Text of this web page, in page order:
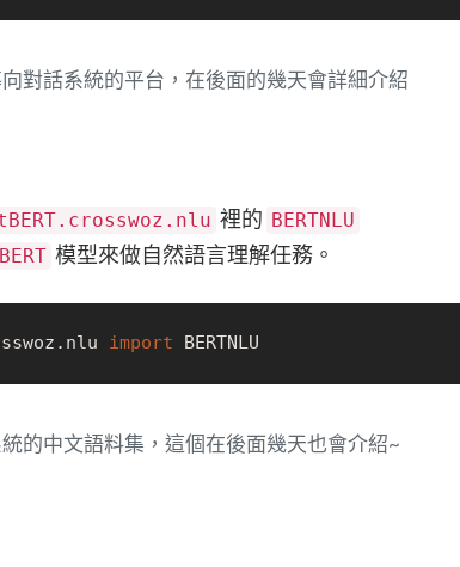
對話系統的平台，在後面的幾天會詳細介紹
裡的 BERTNLU
模型來做自然語言理解任務。
import
的中文語料集，這個在後面幾天也會介紹~